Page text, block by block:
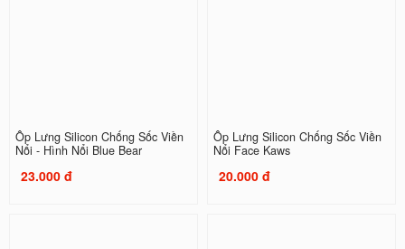
Ốp Lưng Silicon Chống Sốc Viền
Nổi - Hình Nổi Blue Bear
23.000 đ
Ốp Lưng Silicon Chống Sốc Viền
Nổi Face Kaws
20.000 đ